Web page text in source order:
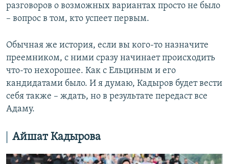
разговоров о возможных вариантах просто не было
– вопрос в том, кто успеет первым.
Обычная же история, если вы кого-то назначите
преемником, с ними сразу начинает происходить
что-то нехорошее. Как с Ельциным и его
кандидатами было. И я думаю, Кадыров будет вести
себя также – ждать, но в результате передаст все
Адаму.
Айшат Кадырова